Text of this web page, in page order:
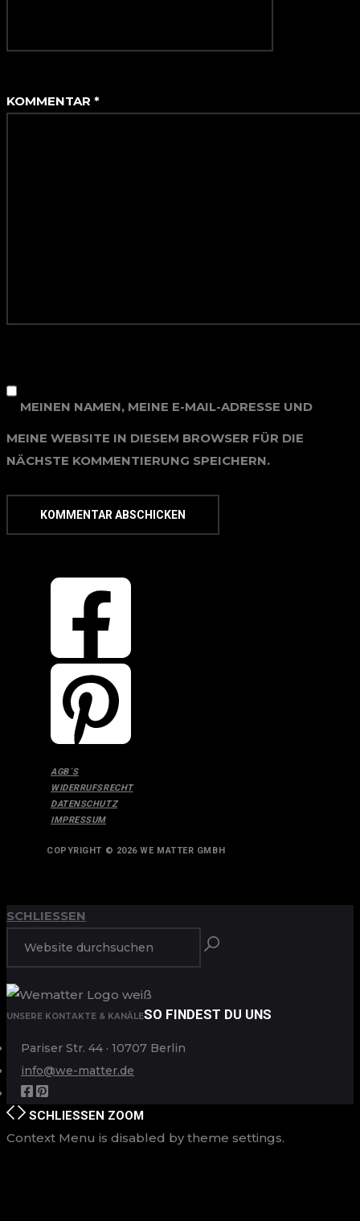
KOMMENTAR *
MEINEN NAMEN, MEINE E-MAIL-ADRESSE UND
MEINE WEBSITE IN DIESEM BROWSER FÜR DIE
NÄCHSTE KOMMENTIERUNG SPEICHERN.
AGB´S
WIDERRUFSRECHT
DATENSCHUTZ
IMPRESSUM
COPYRIGHT © 2026 WE MATTER GMBH
SCHLIESSEN
UNSERE KONTAKTE & KANÄLESO FINDEST DU UNS
Pariser Str. 44 · 10707 Berlin
info@we-matter.de
SCHLIESSEN ZOOM
Context Menu is disabled by theme settings.